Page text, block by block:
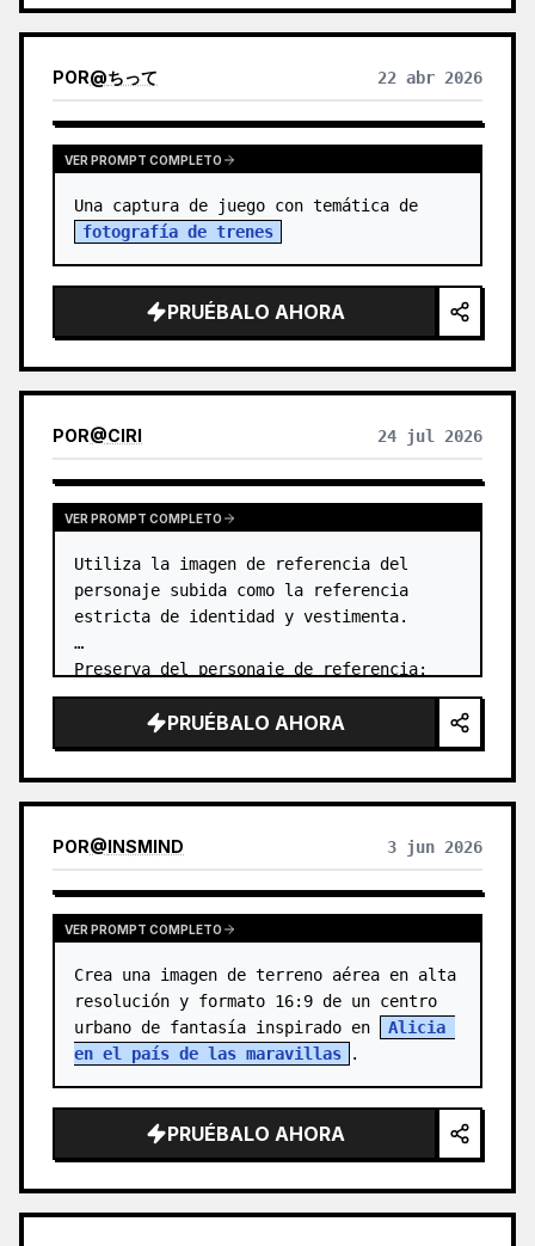
POR@ちって 22 abr 2026
VER PROMPT COMPLETO
fotografía de trenes
PRUÉBALO AHORA
POR@CIRI 24 jul 2026
VER PROMPT COMPLETO
Utiliza la imagen de referencia del
personaje subida como la referencia
estricta de identidad y vestimenta.
Preserva del personaje de referencia:
- identidad facial
- proporciones faciales
- forma de los ojos
- nariz
- labios
- peinado
PRUÉBALO AHORA
POR@INSMIND 3 jun 2026
VER PROMPT COMPLETO
Crea una imagen de terreno aérea en alta
resolución y formato 16:9 de un centro
urbano de fantasía inspirado en
Alicia
en el país de las maravillas
.
PRUÉBALO AHORA